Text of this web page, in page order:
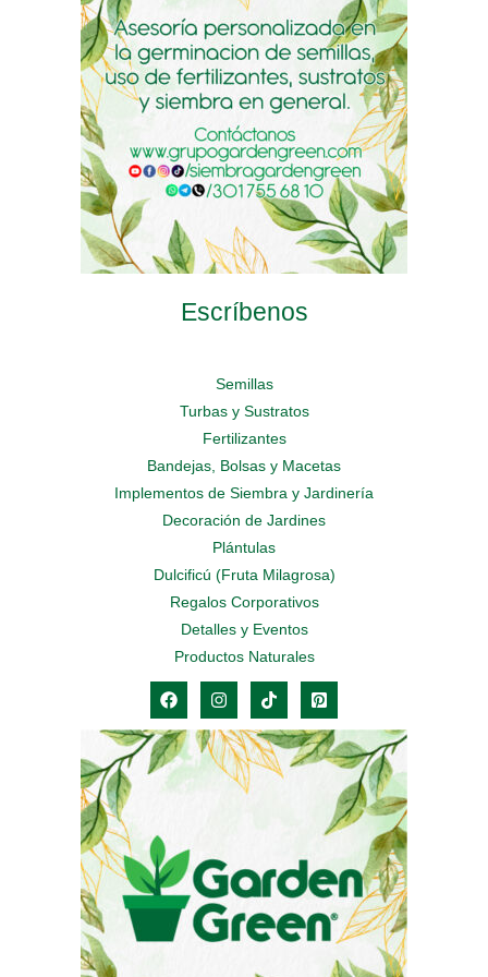
página
de
producto
en
la
página
de
producto
la
página
de
producto
Escríbenos
Semillas
Turbas y Sustratos
Fertilizantes
Bandejas, Bolsas y Macetas
Implementos de Siembra y Jardinería
Decoración de Jardines
Plántulas
Dulcificú (Fruta Milagrosa)
Regalos Corporativos
Detalles y Eventos
Productos Naturales